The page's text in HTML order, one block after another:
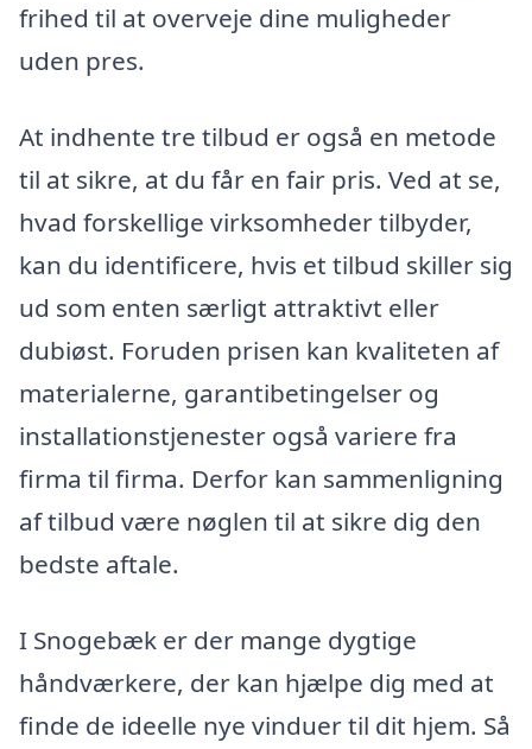
frihed til at overveje dine muligheder
uden pres.
At indhente tre tilbud er også en metode
til at sikre, at du får en fair pris. Ved at se,
hvad forskellige virksomheder tilbyder,
kan du identificere, hvis et tilbud skiller sig
ud som enten særligt attraktivt eller
dubiøst. Foruden prisen kan kvaliteten af
materialerne, garantibetingelser og
installationstjenester også variere fra
firma til firma. Derfor kan sammenligning
af tilbud være nøglen til at sikre dig den
bedste aftale.
I Snogebæk er der mange dygtige
håndværkere, der kan hjælpe dig med at
finde de ideelle nye vinduer til dit hjem. Så